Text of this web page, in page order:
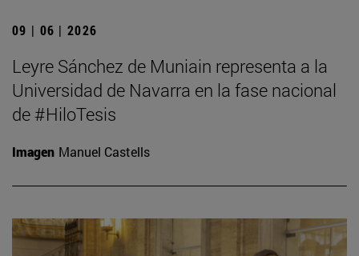
09 | 06 | 2026
Leyre Sánchez de Muniain representa a la
Universidad de Navarra en la fase nacional
de #HiloTesis
Imagen Manuel Castells